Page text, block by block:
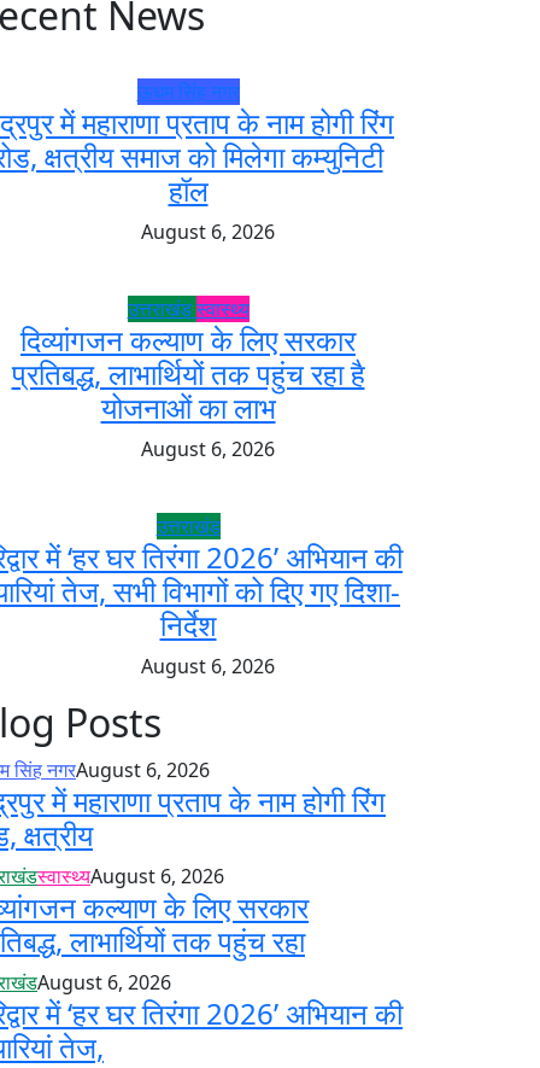
News
ऊधम सिंह नगर
में महाराणा प्रताप के नाम होगी रिंग
क्षत्रीय समाज को मिलेगा कम्युनिटी
हॉल
August 6, 2026
उत्तराखंड स्वास्थ्य
दिव्यांगजन कल्याण के लिए सरकार
प्रतिबद्ध, लाभार्थियों तक पहुंच रहा है
योजनाओं का लाभ
August 6, 2026
उत्तराखंड
में ‘हर घर तिरंगा 2026’ अभियान की
तेज, सभी विभागों को दिए गए दिशा-
निर्देश
August 6, 2026
Posts
सिंह नगरAugust 6, 2026
में महाराणा प्रताप के नाम होगी रिंग
क्षत्रीय
स्वास्थ्यAugust 6, 2026
कल्याण के लिए सरकार
लाभार्थियों तक पहुंच रहा
August 6, 2026
में ‘हर घर तिरंगा 2026’ अभियान की
तेज,